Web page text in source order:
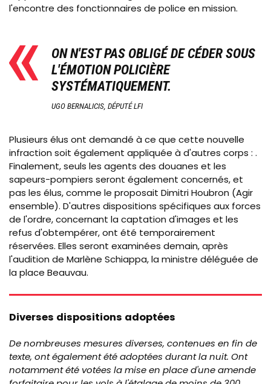
l'encontre des fonctionnaires de police en mission.
ON N'EST PAS OBLIGÉ DE CÉDER SOUS
L'ÉMOTION POLICIÈRE
SYSTÉMATIQUEMENT.
UGO BERNALICIS, DÉPUTÉ LFI
Plusieurs élus ont demandé à ce que cette nouvelle
infraction soit également appliquée à d'autres corps : .
Finalement, seuls les agents des douanes et les
sapeurs-pompiers seront également concernés, et
pas les élus, comme le proposait Dimitri Houbron (Agir
ensemble). D'autres dispositions spécifiques aux forces
de l'ordre, concernant la captation d'images et les
refus d'obtempérer, ont été temporairement
réservées. Elles seront examinées demain, après
l'audition de Marlène Schiappa, la ministre déléguée de
la place Beauvau.
Diverses dispositions adoptées
De nombreuses mesures diverses, contenues en fin de
texte, ont également été adoptées durant la nuit. Ont
notamment été votées la mise en place d'une amende